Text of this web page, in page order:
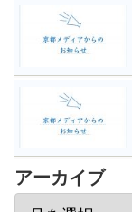
アーカイブ